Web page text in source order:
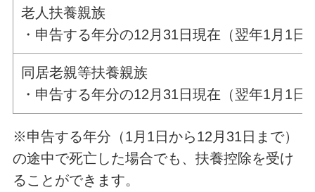
老人扶養親族
・申告する年分の12月31日現在（翌年1月1
同居老親等扶養親族
・申告する年分の12月31日現在（翌年1月1
※申告する年分（1月1日から12月31日まで）
の途中で死亡した場合でも、扶養控除を受け
ることができます。